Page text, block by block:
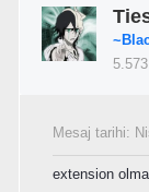
Mesaj tarihi:
extension